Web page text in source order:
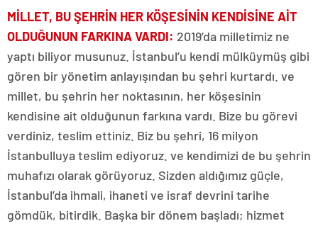
MİLLET, BU ŞEHRİN HER KÖŞESİNİN KENDİSİNE AİT
OLDUĞUNUN FARKINA VARDI: 2019’da milletimiz ne
yaptı biliyor musunuz. İstanbul’u kendi mülküymüş gibi
gören bir yönetim anlayışından bu şehri kurtardı. ve
millet, bu şehrin her noktasının, her köşesinin
kendisine ait olduğunun farkına vardı. Bize bu görevi
verdiniz, teslim ettiniz. Biz bu şehri, 16 milyon
İstanbulluya teslim ediyoruz. ve kendimizi de bu şehrin
muhafızı olarak görüyoruz. Sizden aldığımız güçle,
İstanbul’da ihmali, ihaneti ve israf devrini tarihe
gömdük, bitirdik. Başka bir dönem başladı; hizmet